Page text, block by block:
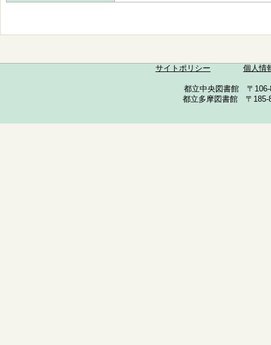
サイトポリシー 個人情
都立中央図書館 〒
都立多摩図書館 〒185-